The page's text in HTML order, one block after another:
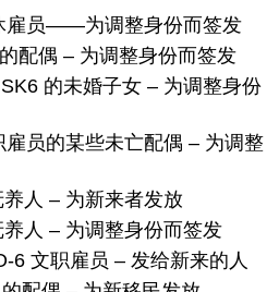
雇员——为调整身份而签发
配偶 – 为调整身份而签发
的未婚子女 – 为调整身份
雇员的某些未亡配偶 – 为调整
人 – 为新来者发放
人 – 为调整身份而签发
6 文职雇员 – 发给新来的人